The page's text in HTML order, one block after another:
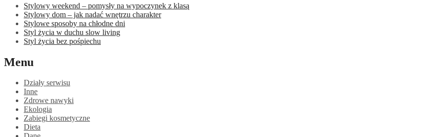
Stylowy weekend – pomysły na wypoczynek z klasą
Stylowy dom – jak nadać wnętrzu charakter
Stylowe sposoby na chłodne dni
Styl życia w duchu slow living
Styl życia bez pośpiechu
Menu
Działy serwisu
Inne
Zdrowe nawyki
Ekologia
Zabiegi kosmetyczne
Dieta